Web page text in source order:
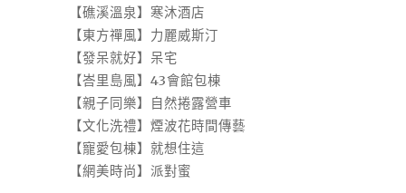
【礁溪溫泉】寒沐酒店
【東方禪風】力麗威斯汀
【發呆就好】呆宅
【峇里島風】43會館包棟
【親子同樂】自然捲露營車
【文化洗禮】煙波花時間傳藝
【寵愛包棟】就想住這
【網美時尚】派對蜜